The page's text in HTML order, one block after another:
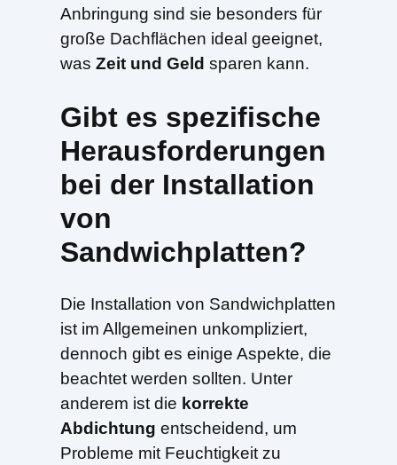
Anbringung sind sie besonders für
große Dachflächen ideal geeignet,
was Zeit und Geld sparen kann.
Gibt es spezifische
Herausforderungen
bei der Installation
von
Sandwichplatten?
Die Installation von Sandwichplatten
ist im Allgemeinen unkompliziert,
dennoch gibt es einige Aspekte, die
beachtet werden sollten. Unter
anderem ist die korrekte
Abdichtung entscheidend, um
Probleme mit Feuchtigkeit zu